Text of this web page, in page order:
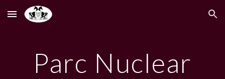
Skip to main content Skip to navigation
Parc Nuclear